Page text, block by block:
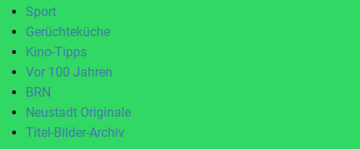
Sport
Gerüchteküche
Kino-Tipps
Vor 100 Jahren
BRN
Neustadt Originale
Titel-Bilder-Archiv